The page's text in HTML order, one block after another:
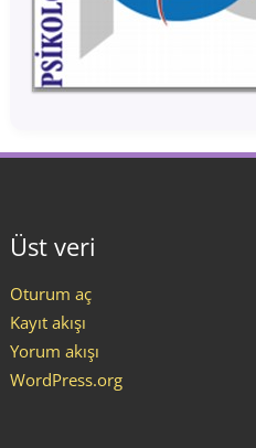
Üst veri
Oturum aç
Kayıt akışı
Yorum akışı
WordPress.org